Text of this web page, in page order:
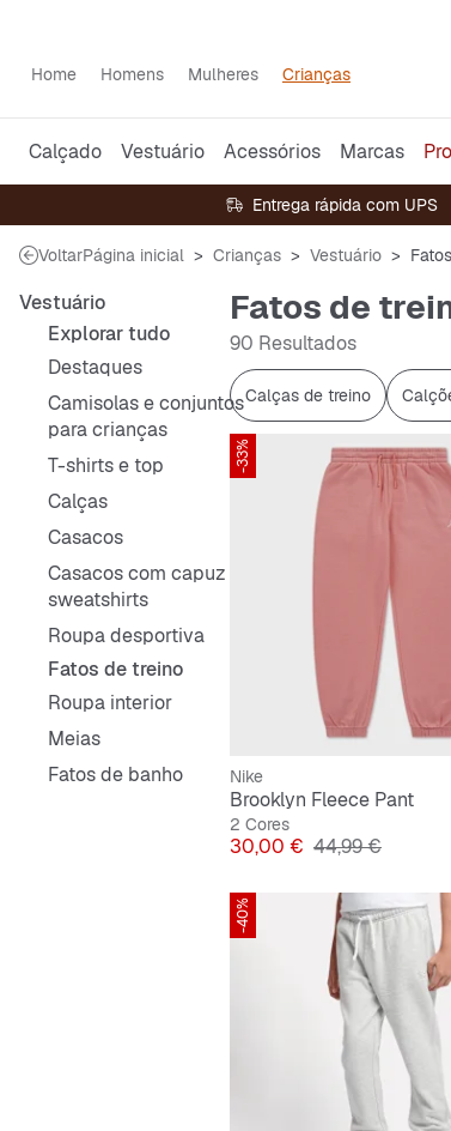
Home Homens Mulheres Crianças
Calçado Vestuário Acessórios Marcas
Entrega rápida com UPS
VoltarPágina inicial Crianças Vestuário
Vestuário
Explorar tudo
Destaques
Camisolas e conjuntos
para crianças
T-shirts e top
Calças
Casacos
Casacos com capuz e
sweatshirts
Roupa desportiva
Fatos de treino
Roupa interior
Meias
Fatos de banho
Fatos de
90 Resultados
Calças de treino
-33%
Nike
Brooklyn Fleece Pant
2 Cores
Preço
30,00 € Preço original
44,99 €
-40%